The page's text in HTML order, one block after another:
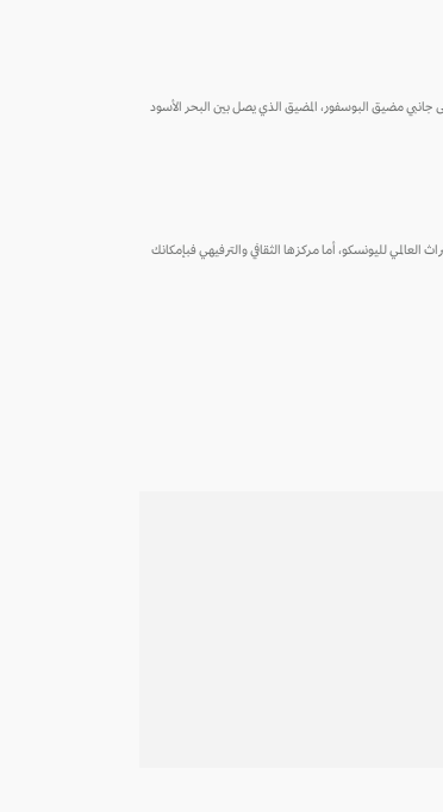
واحدة من أكبر المدن في أوروبا والعالم. تقع إسطنبول على جانبي مضيق البوسفور، المضيق الذي يصل بين البحر الأسود
العالمي لليونسكو، أما مركزها الثقافي والترفيهي فبإمكانك